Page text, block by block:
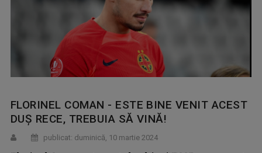
FLORINEL COMAN - ESTE BINE VENIT ACEST
DUȘ RECE, TREBUIA SĂ VINĂ!
publicat: duminică, 10 martie 2024